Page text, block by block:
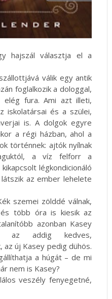
hajszál választja el a
válik egy antik
foglalkozik a dologgal,
fura. Ami azt illeti,
iskolatársai és a szülei,
is. A dolgok egyre
a régi házban, ahol a
történnek: ajtók nyílnak
a víz felforr a
légkondicionáló
az ember lehelete
szemei zölddé válnak,
több óra is kiesik az
azonban Kasey
az addig kedves,
új Kasey pedig dühös.
a húgát – de mi
nem is Kasey?
veszély fenyegetné,